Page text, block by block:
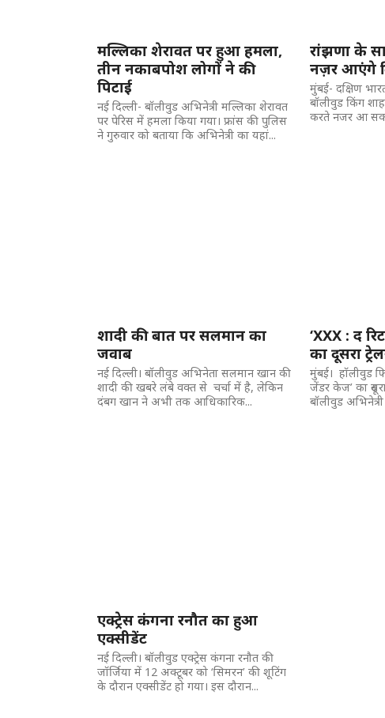
मल्लिका शेरावत पर हुआ हमला,
तीन नकाबपोश लोगों ने की
पिटाई
नई दिल्ली- बॉलीवुड अभिनेत्री मल्लिका शेरावत
पर पेरिस में हमला किया गया। फ्रांस की पुलिस
ने गुरुवार को बताया कि अभिनेत्री का यहां...
रांझणा के
नज़र आएंगे
मुंबई- दक्षिण
बॉलीवुड किंग
करते नजर आ
शादी की बात पर सलमान का
जवाब
नई दिल्ली। बॉलीवुड अभिनेता सलमान खान की
शादी की खबरे लंबे वक्त से चर्चा में है, लेकिन
दंबग खान ने अभी तक आधिकारिक...
‘XXX : द
का दूसरा
मुंबई। हॉलीवुड
जेंडर केज’ का
बॉलीवुड
एक्ट्रेस कंगना रनौत का हुआ
एक्सीडेंट
नई दिल्ली। बॉलीवुड एक्ट्रेस कंगना रनौत की
जॉर्जिया में 12 अक्टूबर को ‘सिमरन’ की शूटिंग
के दौरान एक्सीडेंट हो गया। इस दौरान...